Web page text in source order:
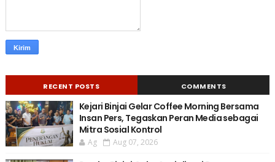
RECENT POSTS COMMENTS
Kejari Binjai Gelar Coffee Morning Bersama
Insan Pers, Tegaskan Peran Media sebagai
Mitra Sosial Kontrol
Ag Aug 07, 2026